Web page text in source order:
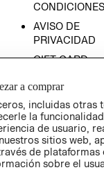
CONDICIONES
AVISO DE
PRIVACIDAD
GIFT CARD
COOKIES
LIBRO DE
a comprar
incluidas otras
la
de usuario,
sitios web,
de plataformas
sobre el